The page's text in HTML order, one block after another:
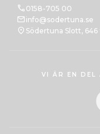
0158-705 00
info@sodertuna.se
Södertuna Slott, 646
VI ÄR EN DEL